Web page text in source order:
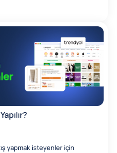
yapmak isteyenler için